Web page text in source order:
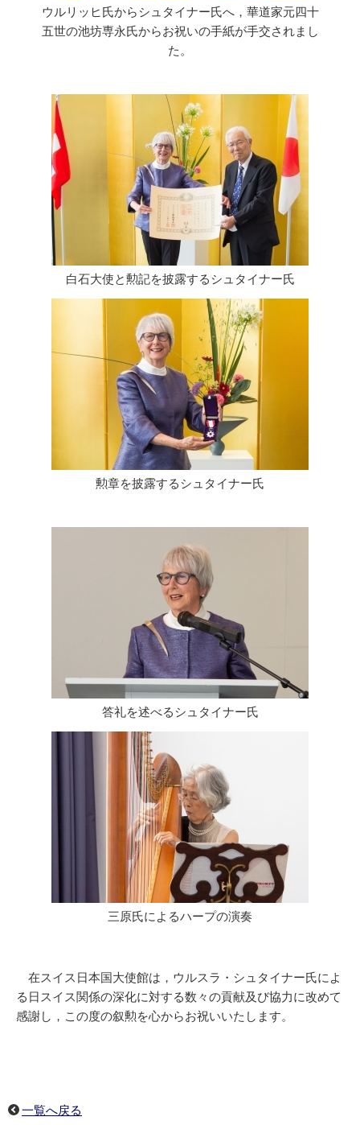
ウルリッヒ氏からシュタイナー氏へ，華道家元四十
五世の池坊専永氏からお祝いの手紙が手交されまし
た。
白石大使と勲記を披露するシュタイナー氏
勲章を披露するシュタイナー氏
答礼を述べるシュタイナー氏
三原氏によるハープの演奏
在スイス日本国大使館は，ウルスラ・シュタイナー氏によ
る日スイス関係の深化に対する数々の貢献及び協力に改めて
感謝し，この度の叙勲を心からお祝いいたします。
一覧へ戻る